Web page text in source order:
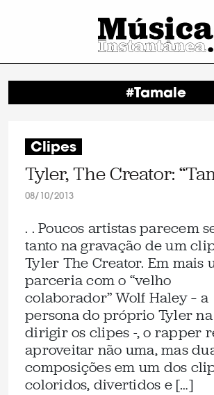
#Tamale
Clipes
Tyler, The Creator:
08/10/2013
. . Poucos artistas parecem
tanto na gravação de um
Tyler The Creator. Em mais
parceria com o “velho
colaborador” Wolf Haley – a
persona do próprio Tyler
dirigir os clipes -, o rapper
aproveitar não uma, mas
composições em um dos
coloridos, divertidos e […]